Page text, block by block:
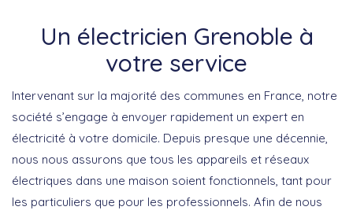
Un électricien Grenoble à
votre service
Intervenant sur la majorité des communes en France, notre
société s’engage à envoyer rapidement un expert en
électricité à votre domicile. Depuis presque une décennie,
nous nous assurons que tous les appareils et réseaux
électriques dans une maison soient fonctionnels, tant pour
les particuliers que pour les professionnels. Afin de nous